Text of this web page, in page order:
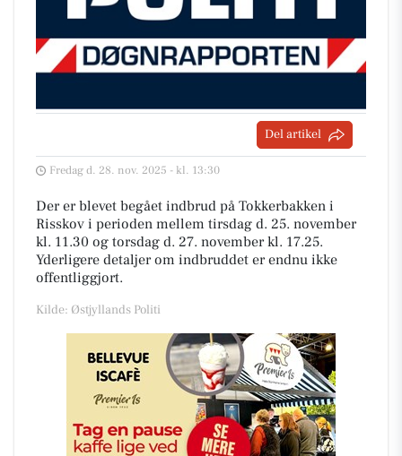
Del artikel
Fredag d. 28. nov. 2025 - kl. 13:30
Der er blevet begået indbrud på Tokkerbakken i
Risskov i perioden mellem tirsdag d. 25. november
kl. 11.30 og torsdag d. 27. november kl. 17.25.
Yderligere detaljer om indbruddet er endnu ikke
offentliggjort.
Kilde: Østjyllands Politi